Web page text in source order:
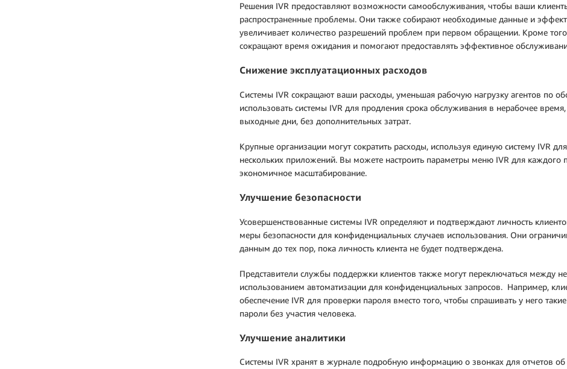
Решения IVR предоставляют возможности самообслуживания, чтобы ваши
распространенные проблемы. Они также собирают необходимые данные и
увеличивает количество разрешений проблем при первом обращении. Кроме
сокращают время ожидания и помогают предоставлять эффективное
Снижение эксплуатационных расходов
Системы IVR сокращают ваши расходы, уменьшая рабочую нагрузку агентов по
использовать системы IVR для продления срока обслуживания в нерабочее
выходные дни, без дополнительных затрат.
Крупные организации могут сократить расходы, используя единую систему IVR
нескольких приложений. Вы можете настроить параметры меню IVR для каждого
экономичное масштабирование.
Улучшение безопасности
Усовершенствованные системы IVR определяют и подтверждают личность
меры безопасности для конфиденциальных случаев использования. Они
данным до тех пор, пока личность клиента не будет подтверждена.
Представители службы поддержки клиентов также могут переключаться между
использованием автоматизации для конфиденциальных запросов. Например,
обеспечение IVR для проверки пароля вместо того, чтобы спрашивать у него
пароли без участия человека.
Улучшение аналитики
Системы IVR хранят в журнале подробную информацию о звонках для отчетов об